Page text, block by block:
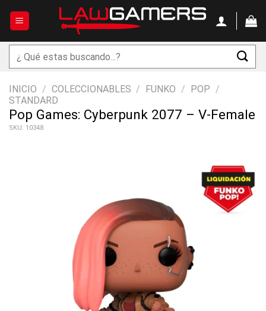
Buscar
por:
INICIO / COLECCIONABLES / FUNKO / POP /
STANDARD
Pop Games: Cyberpunk 2077 – V-Female
SKU: 10348